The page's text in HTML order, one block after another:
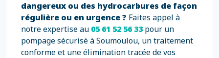
dangereux ou des hydrocarbures de façon
régulière ou en urgence ? Faites appel à
notre expertise au 05 61 52 56 33 pour un
pompage sécurisé à Soumoulou, un traitement
conforme et une élimination tracée de vos